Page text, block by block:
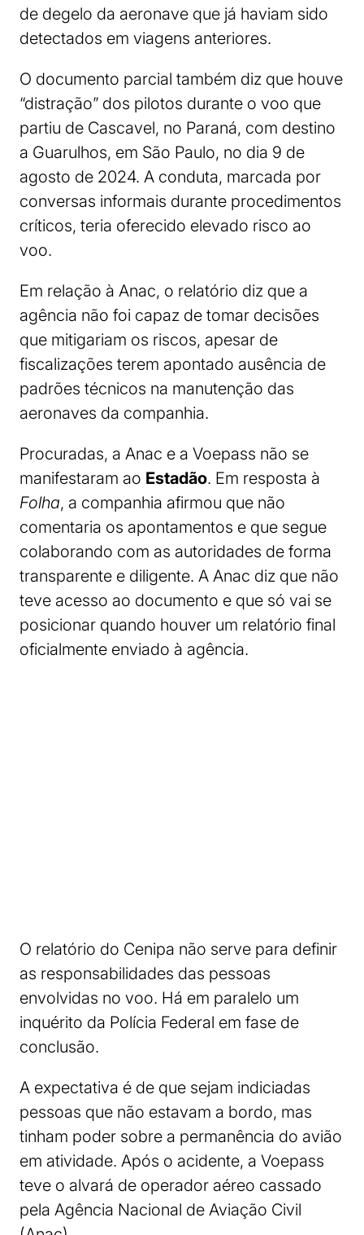
de degelo da aeronave que já haviam sido
detectados em viagens anteriores.
O documento parcial também diz que houve
“distração” dos pilotos durante o voo que
partiu de Cascavel, no Paraná, com destino
a Guarulhos, em São Paulo, no dia 9 de
agosto de 2024. A conduta, marcada por
conversas informais durante procedimentos
críticos, teria oferecido elevado risco ao
voo.
Em relação à Anac, o relatório diz que a
agência não foi capaz de tomar decisões
que mitigariam os riscos, apesar de
fiscalizações terem apontado ausência de
padrões técnicos na manutenção das
aeronaves da companhia.
Procuradas, a Anac e a Voepass não se
manifestaram ao Estadão. Em resposta à
Folha, a companhia afirmou que não
comentaria os apontamentos e que segue
colaborando com as autoridades de forma
transparente e diligente. A Anac diz que não
teve acesso ao documento e que só vai se
posicionar quando houver um relatório final
oficialmente enviado à agência.
O relatório do Cenipa não serve para definir
as responsabilidades das pessoas
envolvidas no voo. Há em paralelo um
inquérito da Polícia Federal em fase de
conclusão.
A expectativa é de que sejam indiciadas
pessoas que não estavam a bordo, mas
tinham poder sobre a permanência do avião
em atividade. Após o acidente, a Voepass
teve o alvará de operador aéreo cassado
pela Agência Nacional de Aviação Civil